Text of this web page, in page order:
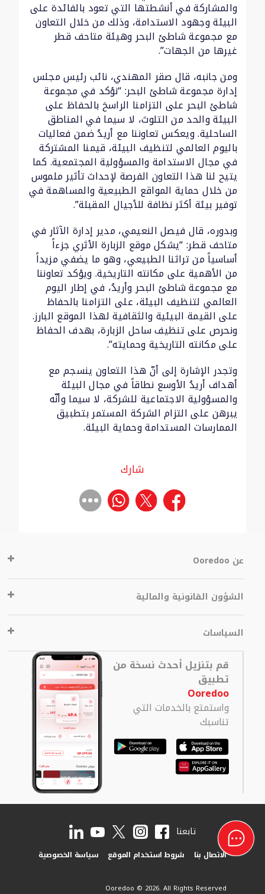
والمشاركة في أنشطتها التي تعود بالفائدة على
البيئة وجهود الاستدامة، وذلك من خلال التعاون
مع مجموعة شاطئ البحر وهيئة متاحف قطر
غيرها من الجهات”.
ومن جانبه، قال صقر المهندي، نائب رئيس مجلس
إدارة مجموعة شاطئ البحر: “نؤكد في مجموعة
شاطئ البحر على التزامنا الراسخ بالحفاظ على
البيئة والحد من التلوث، لا سيما في المناطق
الساحلية. ويعكس تعاوننا مع أريدُ ضمن فعاليات
باليوم العالمي لتنظيف البيئة، قيمنا المشتركة
في مجال الاستدامة والمسؤولية المجتمعية. كما
يتيح لنا هذا التعاون الفرصة لإحداث تأثير ملموس
من خلال حماية المواقع الطبيعية والمساهمة في
توفير بيئة أكثر نظافة للأجيال المقبلة”.
وبدوره، قال فيصل النعيمي، مدير إدارة الآثار في
متاحف قطر: “يشكل موقع الزبارة الأثري جزءاً
أساسياً من تراثنا الطبيعي، وهو ما يضفي مزيداً
من الأهمية على مكانته التاريخية. ويؤكد تعاوننا
مع مجموعة شاطئ البحر وأريدُ، في إطار اليوم
العالمي لتنظيف البيئة، على التزامنا بالحفاظ
على القيمة البيئية والثقافية لهذا الموقع البارز.
ونحرص على تنظيف ساحل الزبارة، بهدف الحفاظ
على مكانته التاريخية وحمايته”.
وتجدر الإشارة إلى أنّ هذا التعاون ينسجم مع
أهداف أريدُ الأوسع نطاقاً في مجال البيئة
والمسؤولية الاجتماعية للشركة، لا سيما وأنّه
يبرهن على التزام الشركة المستمر بتطبيق
الممارسات المستدامة وحماية البيئة.
شارك
عن Ooredoo
الشؤون القانونية والمالية
السياسات
قم بتنزيل أحدث نسخة من
تطبيق
Ooredoo
واستمتع بالخدمات التي
تناسبك
تابعنا
الاتصال بنا شروط استخدام الموقع سياسة الخصوصية
Ooredoo © 2026. All Rights Reserved